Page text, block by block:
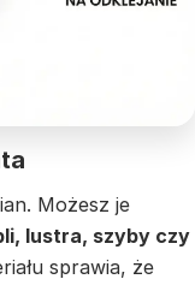
Możesz je
lustra, szyby czy
sprawia, że